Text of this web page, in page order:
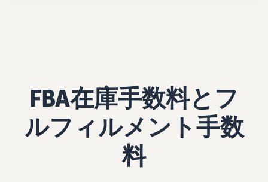
FBA在庫手数料とフ
ルフィルメント手数
料